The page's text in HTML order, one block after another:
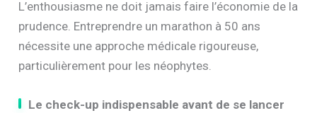
L’enthousiasme ne doit jamais faire l’économie de la
prudence. Entreprendre un marathon à 50 ans
nécessite une approche médicale rigoureuse,
particulièrement pour les néophytes.
Le check-up indispensable avant de se lancer